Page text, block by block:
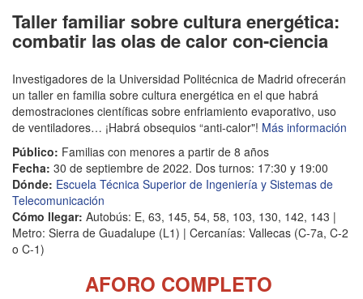
Taller familiar sobre cultura energética:
combatir las olas de calor con-ciencia
Investigadores de la Universidad Politécnica de Madrid ofrecerán
un taller en familia sobre cultura energética en el que habrá
demostraciones científicas sobre enfriamiento evaporativo, uso
de ventiladores… ¡Habrá obsequios “anti-calor"! Más información
Público: Familias con menores a partir de 8 años
Fecha: 30 de septiembre de 2022. Dos turnos: 17:30 y 19:00
Dónde: Escuela Técnica Superior de Ingeniería y Sistemas de
Telecomunicación
Cómo llegar: Autobús: E, 63, 145, 54, 58, 103, 130, 142, 143 |
Metro: Sierra de Guadalupe (L1) | Cercanías: Vallecas (C-7a, C-2
o C-1)
AFORO COMPLETO